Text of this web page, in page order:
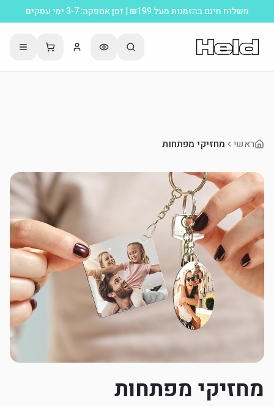
משלוח חינם בהזמנות מעל ₪199 | זמן אספקה: 3-7 ימי עסקים
ראשי מחזיקי מפתחות
מחזיקי מפתחות